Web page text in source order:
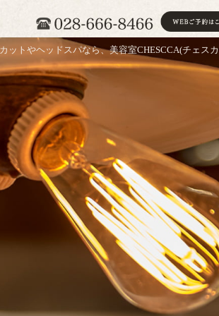
ットやヘッドスパなら、美容室CHESCCA(チェス